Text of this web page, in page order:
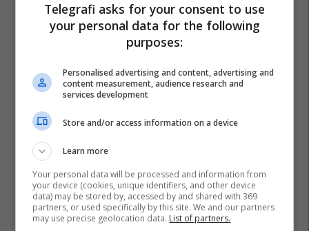
Telegrafi asks for your consent to use
your personal data for the following
purposes:
Personalised advertising and content, advertising and
content measurement, audience research and
services development
Store and/or access information on a device
Learn more
Your personal data will be processed and information from
your device (cookies, unique identifiers, and other device
data) may be stored by, accessed by and shared with 369
partners, or used specifically by this site. We and our partners
may use precise geolocation data. List of partners.